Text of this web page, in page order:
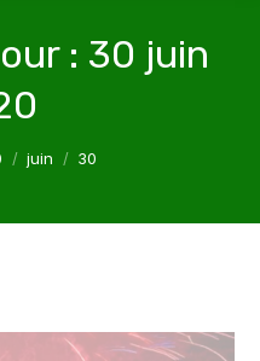
: 30 juin
juin 30